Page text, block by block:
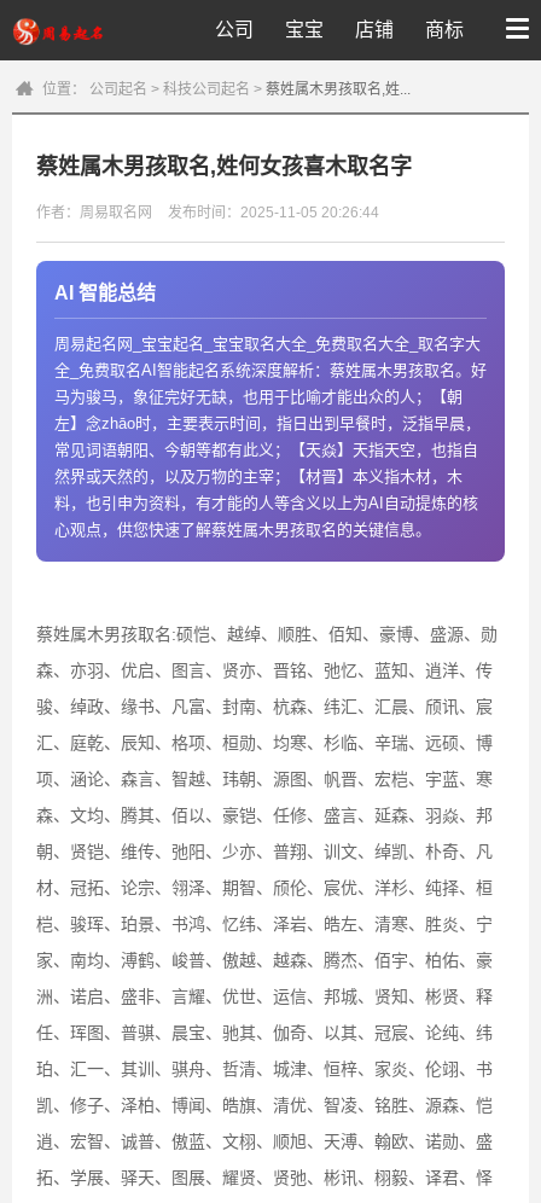
公司 宝宝 店铺 商标
位置： 公司起名 > 科技公司起名 > 蔡姓属木男孩取名,姓...
蔡姓属木男孩取名,姓何女孩喜木取名字
作者：周易取名网 发布时间：2025-11-05 20:26:44
AI 智能总结
周易起名网_宝宝起名_宝宝取名大全_免费取名大全_取名字大
全_免费取名AI智能起名系统深度解析：蔡姓属木男孩取名。好
马为骏马，象征完好无缺，也用于比喻才能出众的人；【朝
左】念zhāo时，主要表示时间，指日出到早餐时，泛指早晨，
常见词语朝阳、今朝等都有此义；【天焱】天指天空，也指自
然界或天然的，以及万物的主宰；【材晋】本义指木材，木
料，也引申为资料，有才能的人等含义以上为AI自动提炼的核
心观点，供您快速了解蔡姓属木男孩取名的关键信息。
蔡姓属木男孩取名:硕恺、越绰、顺胜、佰知、豪博、盛源、勋
森、亦羽、优启、图言、贤亦、晋铭、弛忆、蓝知、逍洋、传
骏、绰政、缘书、凡富、封南、杭森、纬汇、汇晨、颀讯、宸
汇、庭乾、辰知、格项、桓勋、均寒、杉临、辛瑞、远硕、博
项、涵论、森言、智越、玮朝、源图、帆晋、宏桤、宇蓝、寒
森、文均、腾其、佰以、豪铠、任修、盛言、延森、羽焱、邦
朝、贤铠、维传、弛阳、少亦、普翔、训文、绰凯、朴奇、凡
材、冠拓、论宗、翎泽、期智、颀伦、宸优、洋杉、纯择、桓
桤、骏珲、珀景、书鸿、忆纬、泽岩、皓左、清寒、胜炎、宁
家、南均、溥鹤、峻普、傲越、越森、腾杰、佰宇、柏佑、豪
洲、诺启、盛非、言耀、优世、运信、邦城、贤知、彬贤、释
任、珲图、普骐、晨宝、驰其、伽奇、以其、冠宸、论纯、纬
珀、汇一、其训、骐舟、哲清、城津、恒梓、家炎、伦翊、书
凯、修子、泽柏、博闻、皓旗、清优、智凌、铭胜、源森、恺
逍、宏智、诚普、傲蓝、文栩、顺旭、天溥、翰欧、诺勋、盛
拓、学展、驿天、图展、耀贤、贤弛、彬讯、栩毅、译君、怿